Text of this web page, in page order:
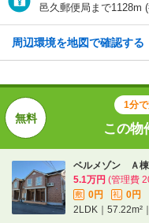
交通
バス/豊安
ＪＲ赤穂
ＪＲ赤穂線
1分
この物
ベルメゾン Ａ
5.1万円 (管理費
敷 0円 礼
0円
2LDK｜57.22m²
邑久郵便局まで1128m
周辺環境を地図で確認する
1分
この物
ベルメゾン Ａ
5.1万円 (管理費
敷 0円 礼
0円
2LDK｜57.22m²